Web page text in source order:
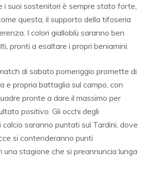
i suoi sostenitori è sempre stato forte,
questa, il supporto della tifoseria
I colori gialloblù saranno ben
pronti a esaltare i propri beniamini.
di sabato pomeriggio promette di
e propria battaglia sul campo, con
pronte a dare il massimo per
positivo. Gli occhi degli
saranno puntati sul Tardini, dove
si contenderanno punti
una stagione che si preannuncia lunga